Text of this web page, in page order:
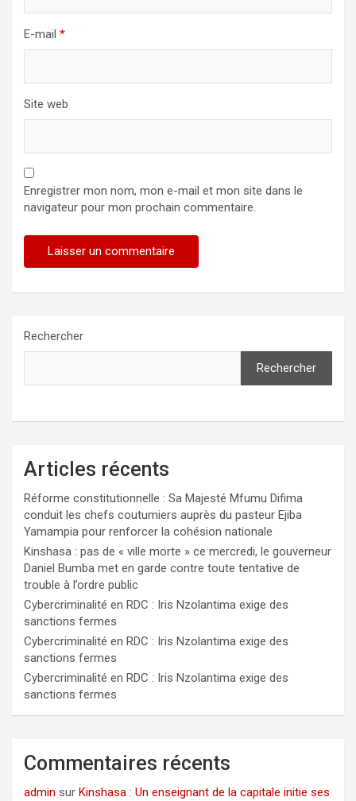
E-mail *
Site web
Enregistrer mon nom, mon e-mail et mon site dans le
navigateur pour mon prochain commentaire.
Rechercher
Rechercher
Articles récents
Réforme constitutionnelle : Sa Majesté Mfumu Difima
conduit les chefs coutumiers auprès du pasteur Ejiba
Yamampia pour renforcer la cohésion nationale
Kinshasa : pas de « ville morte » ce mercredi, le gouverneur
Daniel Bumba met en garde contre toute tentative de
trouble à l’ordre public
Cybercriminalité en RDC : Iris Nzolantima exige des
sanctions fermes
Cybercriminalité en RDC : Iris Nzolantima exige des
sanctions fermes
Cybercriminalité en RDC : Iris Nzolantima exige des
sanctions fermes
Commentaires récents
admin sur Kinshasa : Un enseignant de la capitale initie ses